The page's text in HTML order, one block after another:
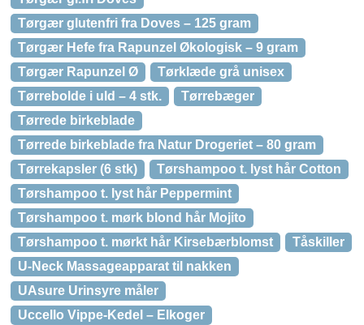
Tørgær glutenfri fra Doves – 125 gram
Tørgær Hefe fra Rapunzel Økologisk – 9 gram
Tørgær Rapunzel Ø
Tørklæde grå unisex
Tørrebolde i uld – 4 stk.
Tørrebæger
Tørrede birkeblade
Tørrede birkeblade fra Natur Drogeriet – 80 gram
Tørrekapsler (6 stk)
Tørshampoo t. lyst hår Cotton
Tørshampoo t. lyst hår Peppermint
Tørshampoo t. mørk blond hår Mojito
Tørshampoo t. mørkt hår Kirsebærblomst
Tåskiller
U-Neck Massageapparat til nakken
UAsure Urinsyre måler
Uccello Vippe-Kedel – Elkoger